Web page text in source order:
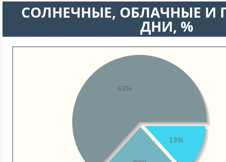
CОЛНЕЧНЫЕ, ОБЛАЧНЫЕ И
ДНИ, %
13%
63%